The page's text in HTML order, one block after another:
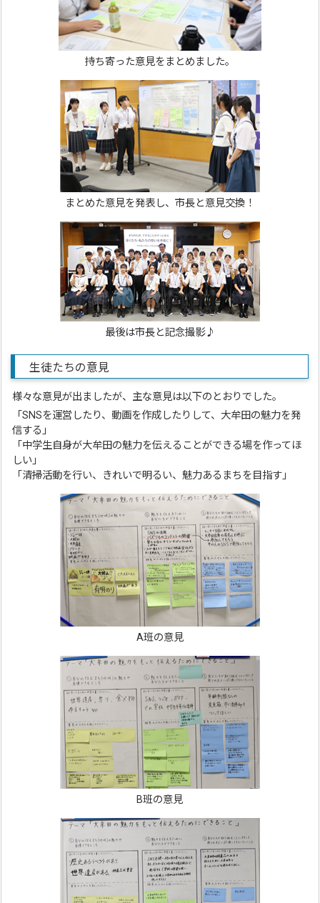
持ち寄った意見をまとめました。
まとめた意見を発表し、市長と意見交換！
最後は市長と記念撮影♪
生徒たちの意見
様々な意見が出ましたが、主な意見は以下のとおりでした。
「SNSを運営したり、動画を作成したりして、大牟田の魅力を発
信する」
「中学生自身が大牟田の魅力を伝えることができる場を作ってほ
しい」
「清掃活動を行い、きれいで明るい、魅力あるまちを目指す」
A班の意見
B班の意見